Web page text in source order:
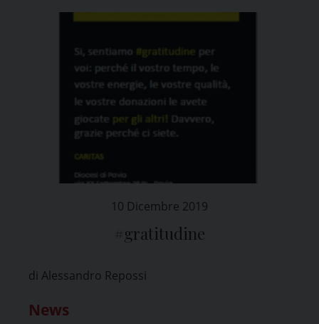
10 Dicembre 2019
#gratitudine
di Alessandro Repossi
News